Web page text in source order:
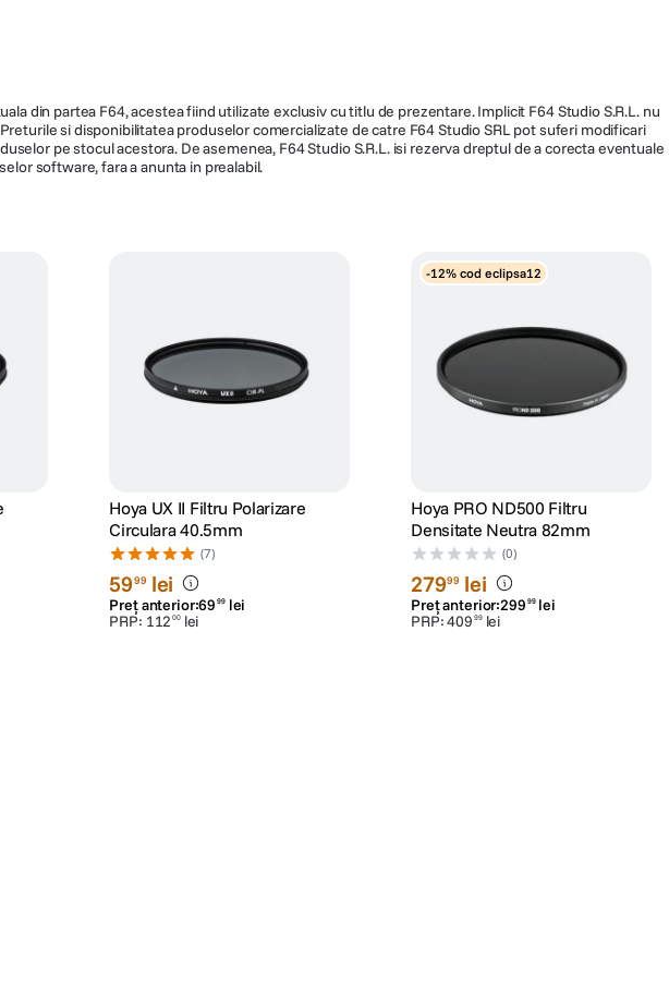
din partea F64, acestea fiind utilizate exclusiv cu titlu de prezentare. Implicit F64 Studio S.R.L. nu
si disponibilitatea produselor comercializate de catre F64 Studio SRL pot suferi modificari
pe stocul acestora. De asemenea, F64 Studio S.R.L. isi rezerva dreptul de a corecta eventuale
software, fara a anunta in prealabil.
Hoya UX II Filtru Polarizare
Circulara 40.5mm
(7)
5999 lei
Preț anterior:69 99 lei
PRP: 112 00 lei
-12% cod eclipsa12
Hoya PRO ND500 Filtru
Densitate Neutra 82mm
(0)
27999 lei
Preț anterior:299 99 lei
PRP:409 99 lei